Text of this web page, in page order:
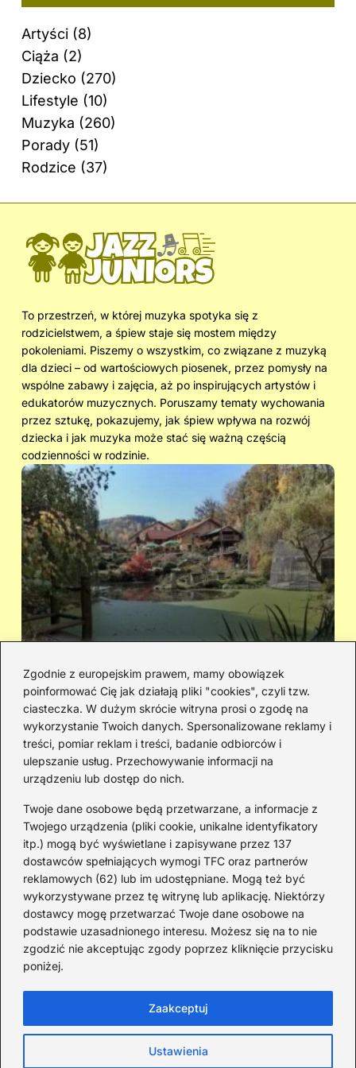
Zgodnie z europejskim prawem, mamy obowiązek
poinformować Cię jak działają pliki "cookies", czyli tzw.
ciasteczka. W dużym skrócie witryna prosi o zgodę na
wykorzystanie Twoich danych. Spersonalizowane reklamy i
treści, pomiar reklam i treści, badanie odbiorców i
ulepszanie usług. Przechowywanie informacji na
urządzeniu lub dostęp do nich.
Twoje dane osobowe będą przetwarzane, a informacje z
Twojego urządzenia (pliki cookie, unikalne identyfikatory
itp.) mogą być wyświetlane i zapisywane przez 137
dostawców spełniających wymogi TFC oraz partnerów
reklamowych (62) lub im udostępniane. Mogą też być
wykorzystywane przez tę witrynę lub aplikację. Niektórzy
dostawcy mogę przetwarzać Twoje dane osobowe na
podstawie uzasadnionego interesu. Możesz się na to nie
zgodzić nie akceptując zgody poprzez kliknięcie przycisku
poniżej.
Ustawienia
Zaakceptuj
Artyści (8)
Ciąża (2)
Dziecko (270)
Lifestyle (10)
Muzyka (260)
Porady (51)
Rodzice (37)
To przestrzeń, w której muzyka spotyka się z
rodzicielstwem, a śpiew staje się mostem między
pokoleniami. Piszemy o wszystkim, co związane z muzyką
dla dzieci – od wartościowych piosenek, przez pomysły na
wspólne zabawy i zajęcia, aż po inspirujących artystów i
edukatorów muzycznych. Poruszamy tematy wychowania
przez sztukę, pokazujemy, jak śpiew wpływa na rozwój
dziecka i jak muzyka może stać się ważną częścią
codzienności w rodzinie.
Cicha woda — kto śpiewał i jaka jest
historia piosenki
Redakcja
JazzJuniors.pl to miejsce dla rodziców, nauczycieli,
animatorów i wszystkich, którzy wierzą, że muzyka to coś
więcej niż dźwięki – to emocje, relacje i wspomnienia.
Szukasz inspiracji do rodzinnego śpiewania?
Redakcja: Monika Zawadzka
Piłsudskiego 211AD, 14-714 Kielce
733 311 7511
O Jazz Juniors
Prywatność